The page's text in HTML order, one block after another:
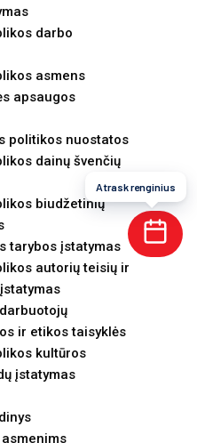
darbo
asmens
apsaugos
politikos nuostatos
dainų švenčių
biudžetinių
tarybos įstatymas
autorių teisių ir
ir etikos taisyklės
kultūros
įstatymas
Atrask renginius